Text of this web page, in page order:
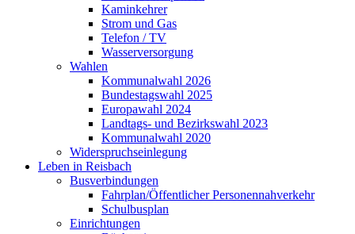
Kaminkehrer
Strom und Gas
Telefon / TV
Wasserversorgung
Wahlen
Kommunalwahl 2026
Bundestagswahl 2025
Europawahl 2024
Landtags- und Bezirkswahl 2023
Kommunalwahl 2020
Widerspruchseinlegung
Leben in Reisbach
Busverbindungen
Fahrplan/Öffentlicher Personennahverkehr
Schulbusplan
Einrichtungen